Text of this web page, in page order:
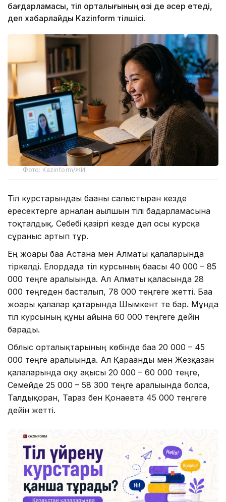
бағдарламасы, тіл орталығының өзі де әсер етеді,
деп хабарлайды Kazinform тілшісі.
Фото: Kazinform/ЖИ
Тіл курстарындағы бағаны салыстырған кезде
ересектерге арналған ағылшын тілі бағдарламасына
тоқталдық. Себебі қазіргі кезде дәл осы курсқа
сұраныс артып тұр.
Ең жоғары баға Астана мен Алматы қалаларында
тіркелді. Елордада тіл курсының бағасы 40 000 – 85
000 теңге аралығында. Ал Алматы қаласында 28
000 теңгеден басталып, 78 000 теңгеге жетті. Баға
жоғары қалалар қатарында Шымкент те бар. Мұнда
тіл курсының құны айына 60 000 теңгеге дейін
барады.
Облыс орталықтарының көбінде баға 20 000 – 45
000 теңге аралығында. Ал Қарағанды мен Жезқазған
қалаларында оқу ақысы 20 000 – 60 000 теңге,
Семейде 25 000 – 58 300 теңге аралығында болса,
Талдықорған, Тараз бен Қонаевта 45 000 теңгеге
дейін жетті.